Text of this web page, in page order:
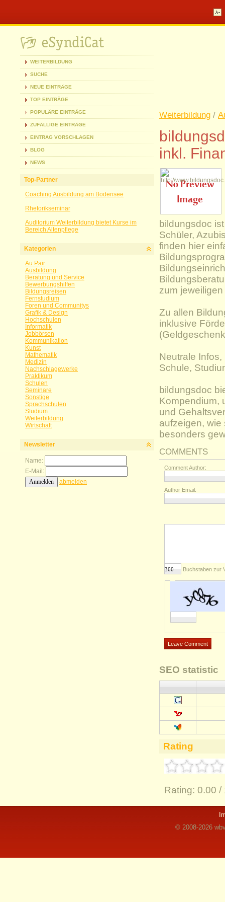
WEITERBILDUNG
SUCHE
NEUE EINTRÄGE
TOP EINTRÄGE
POPULÄRE EINTRÄGE
ZUFÄLLIGE EINTRÄGE
EINTRAG VORSCHLAGEN
BLOG
NEWS
Top-Partner
Coaching Ausbildung am Bodensee
Rhetorikseminar
Auditorium Weiterbildung bietet Kurse im
Bereich Altenpflege
Kategorien
Au Pair
Ausbildung
Beratung und Service
Bewerbungshilfen
Bildungsreisen
Fernstudium
Foren und Communitys
Grafik & Design
Hochschulen
Informatik
Jobbörsen
Kommunikation
Kunst
Mathematik
Medizin
Nachschlagewerke
Praktikum
Schulen
Seminare
Sonstige
Sprachschulen
Studium
Weiterbildung
Wirtschaft
Newsletter
Name:
E-Mail:
abmelden
Weiterbildung /
inkl.
bildungsdoc
Schüler,
finden hier
zum
Zu allen
inklusive
Neutrale
Schule,
bildungsdoc
Kompendium,
und
aufzeigen, wie
besonders
COMMENTS
Comment Author:
Author Email:
Buchstaben zur
SEO statistic
Rating
Rating: 0.00 /
© 2008-2026